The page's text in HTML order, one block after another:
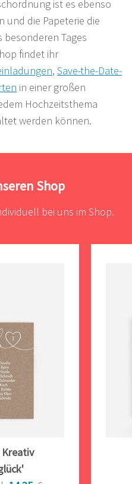
ist es ebenso
und die Papeterie die
Tages
findet ihr
, Save-the-Date-
in einer großen
Hochzeitsthema
werden können.
Shop
bei uns im Shop.